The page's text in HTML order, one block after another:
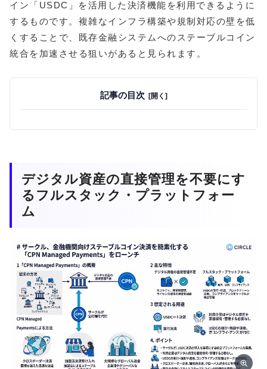
イン「USDC」を活用した決済機能を利用できるように
するものです。複雑なインフラ構築や規制対応の壁を低
くすることで、既存金融システムへのステーブルコイン
統合を加速させる狙いがあると見られます。
記事の目次
デジタル資産の直接管理を不要にす
るフルスタック・プラットフォー
ム